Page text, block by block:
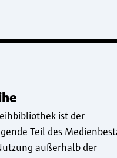
ist der
Teil des
außerhalb der